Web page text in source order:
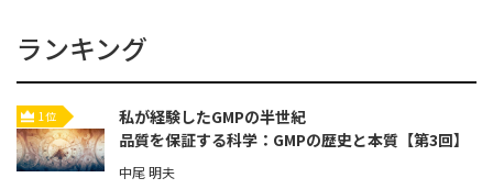
ランキング
1位
私が経験したGMPの半世紀
品質を保証する科学：GMPの歴史と本質【第3回】
中尾 明夫